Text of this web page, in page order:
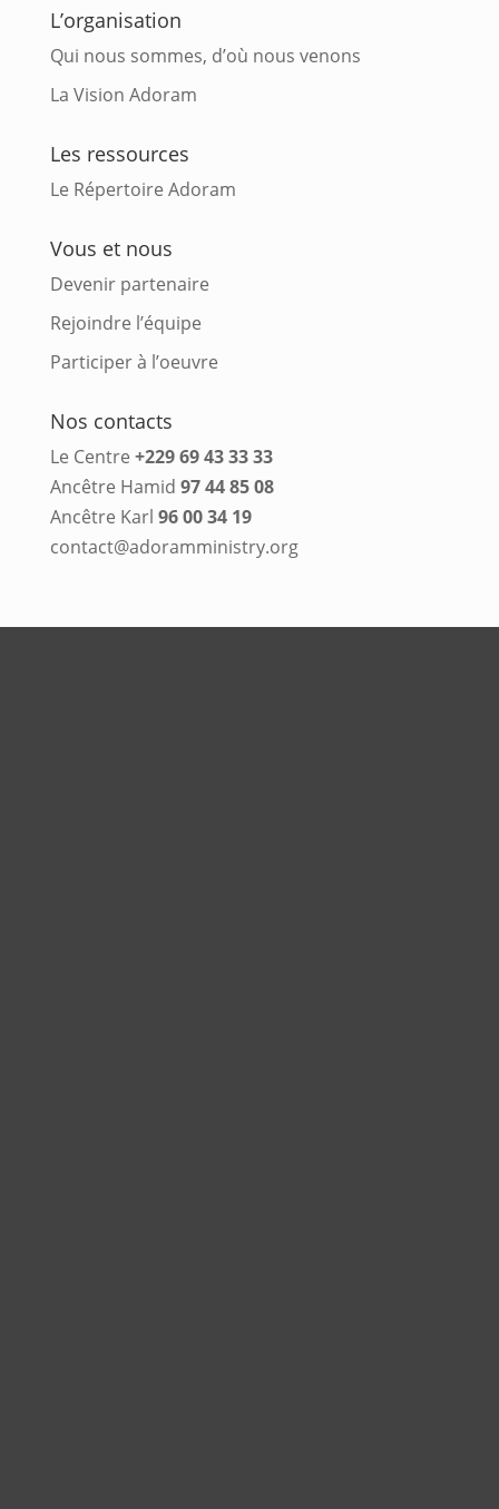
L’organisation
Qui nous sommes, d’où nous venons
La Vision Adoram
Les ressources
Le Répertoire Adoram
Vous et nous
Devenir partenaire
Rejoindre l’équipe
Participer à l’oeuvre
Nos contacts
Le Centre +229 69 43 33 33
Ancêtre Hamid 97 44 85 08
Ancêtre Karl 96 00 34 19
contact@adoramministry.org